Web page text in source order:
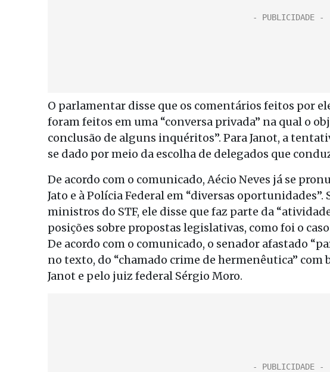
O parlamentar disse que os comentários feitos por
foram feitos em uma “conversa privada” na qual o
conclusão de alguns inquéritos”. Para Janot, a
se dado por meio da escolha de delegados que
De acordo com o comunicado, Aécio Neves já se
Jato e à Polícia Federal em “diversas
ministros do STF, ele disse que faz parte da
posições sobre propostas legislativas, como foi o
De acordo com o comunicado, o senador afastado
no texto, do “chamado crime de hermenêutica” com
Janot e pelo juiz federal Sérgio Moro.